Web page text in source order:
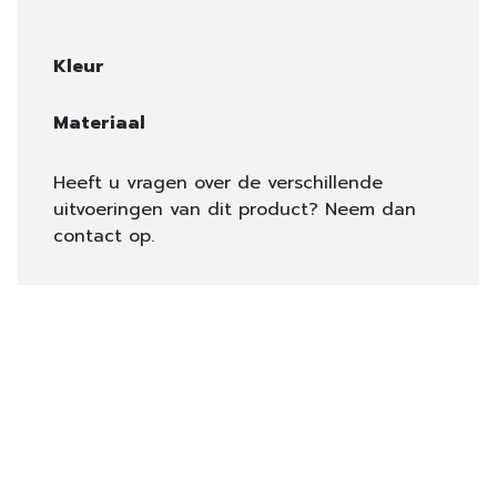
Kleur
Materiaal
Heeft u vragen over de verschillende
uitvoeringen van dit product? Neem dan
contact op.